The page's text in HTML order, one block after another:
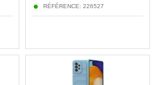
RÉFÉRENCE: 226527